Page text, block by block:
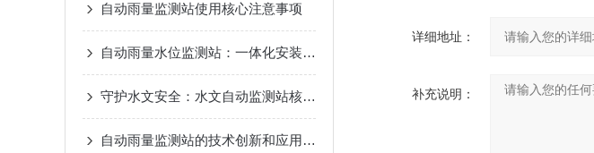
自动雨量监测站使用核心注意事项
自动雨量水位监测站：一体化安装，现场施工周期短
守护水文安全：水文自动监测站核心监测指标解析
自动雨量监测站的技术创新和应用成效
详细地址：
补充说明：